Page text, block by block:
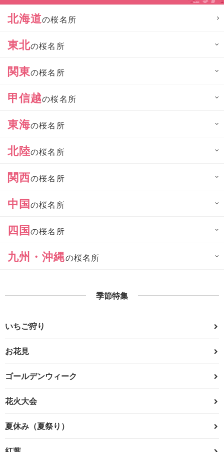
北海道の桜名所
東北の桜名所
関東の桜名所
甲信越の桜名所
東海の桜名所
北陸の桜名所
関西の桜名所
中国の桜名所
四国の桜名所
九州・沖縄の桜名所
季節特集
いちご狩り
お花見
ゴールデンウィーク
花火大会
夏休み（夏祭り）